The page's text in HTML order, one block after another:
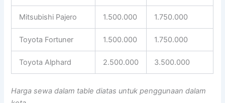
Mitsubishi Pajero 1.500.000 1.750.000
Toyota Fortuner 1.500.000 1.750.000
Toyota Alphard 2.500.000 3.500.000
Harga sewa dalam table diatas untuk penggunaan dalam